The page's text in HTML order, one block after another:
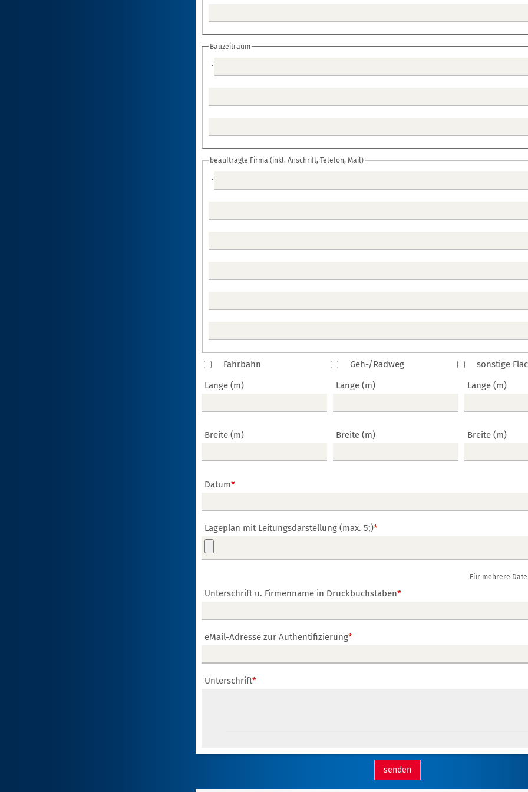
Bauzeitraum
.*
beauftragte Firma (inkl. Anschrift, Telefon, Mail)
.*
Fahrbahn Geh-/Radweg
sonstige
Länge (m)
Länge (m) Länge (m)
Breite (m) Breite (m) Breite (m)
Datum*
Lageplan mit Leitungsdarstellung (max. 5;)*
Für mehrere
Unterschrift u. Firmenname in Druckbuchstaben*
eMail-Adresse zur Authentifizierung*
Unterschrift*
senden